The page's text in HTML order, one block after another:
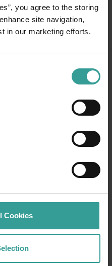
you agree to the storing
site navigation,
in our marketing efforts.
Cookies
詩級歷奇中，盡享
這是澳洲陽光最燦爛